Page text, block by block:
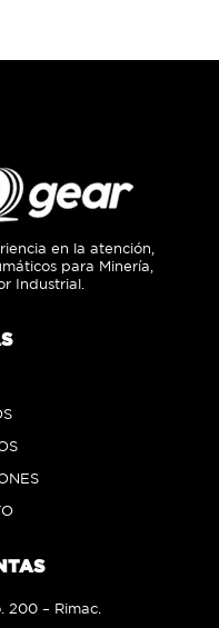
en la atención,
para Minería,
Industrial.
200 – Rimac.